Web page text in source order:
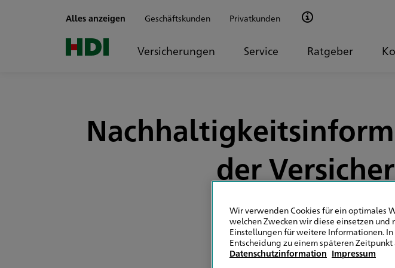
Alles anzeigen Geschäftskunden Privatkunden
Versicherungen Service Ratgeber
der
Wir verwenden Cookies für ein optimales
welchen Zwecken wir diese einsetzen und
Einstellungen für weitere Informationen.
Entscheidung zu einem späteren Zeitpunkt
Datenschutzinformation Impressum